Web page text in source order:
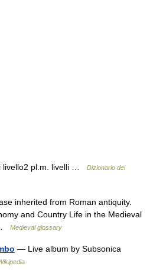
livello2 pl.m. livelli …
Dizionario dei
inherited from Roman antiquity.
and Country Life in the Medieval
Medieval glossary
— Live album by Subsonica